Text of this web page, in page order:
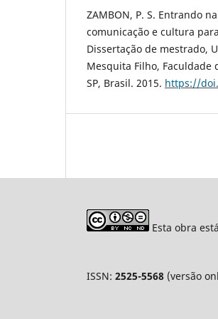
ZAMBON, P. S. Entrando
comunicação e cultura
Dissertação de mestrado,
Mesquita Filho, Faculdade
SP, Brasil. 2015. https://
Esta obra
ISSN: 2525-5568 (versão